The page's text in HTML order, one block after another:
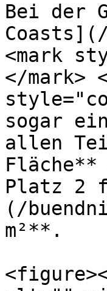
Bei der
<mark
</mark>
sogar
allen
Fläche**
Platz 2
(/
m²**.